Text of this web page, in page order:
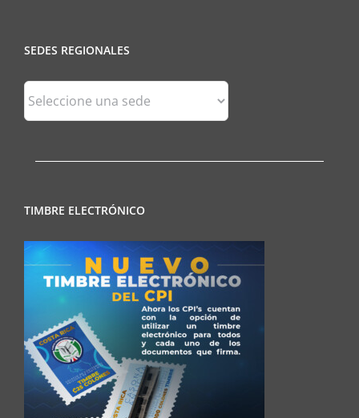
SEDES REGIONALES
Sedes
Regionales
TIMBRE ELECTRÓNICO